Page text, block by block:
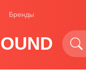
Бренды